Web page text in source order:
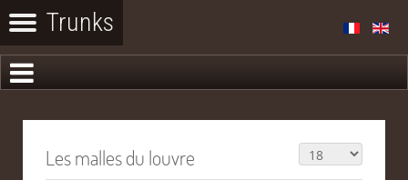
Les malles du louvre